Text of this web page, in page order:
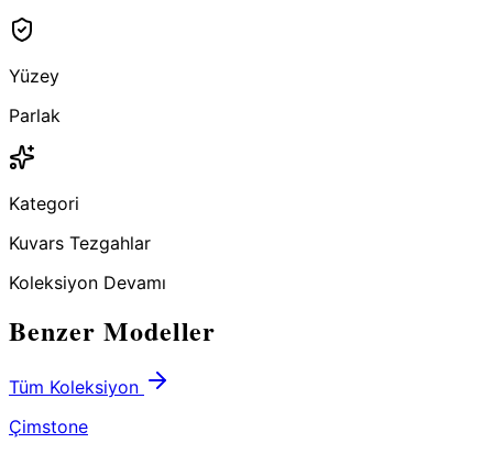
Yüzey
Parlak
Kategori
Kuvars Tezgahlar
Koleksiyon Devamı
Benzer Modeller
Tüm Koleksiyon
Çimstone